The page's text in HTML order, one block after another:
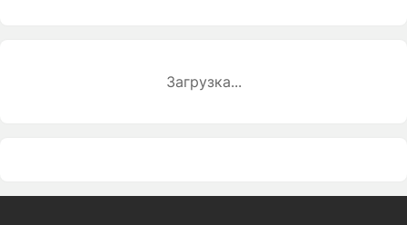
Загрузка...